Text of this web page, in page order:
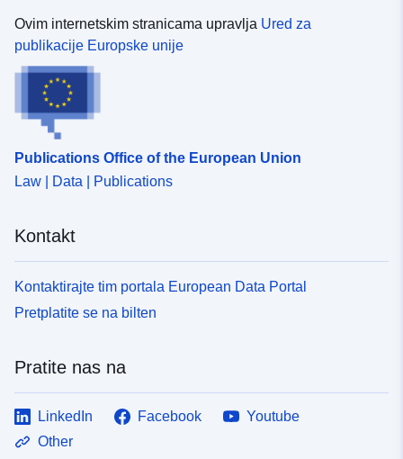
uriRef:
http://data.europa.eu/88u/dataset/
Ovim internetskim stranicama upravlja Ured za
publikacije Europske unije
Publications Office of the European Union
Law | Data | Publications
Kontakt
Kontaktirajte tim portala European Data Portal
Pretplatite se na bilten
Pratite nas na
LinkedIn Facebook
Youtube
Other